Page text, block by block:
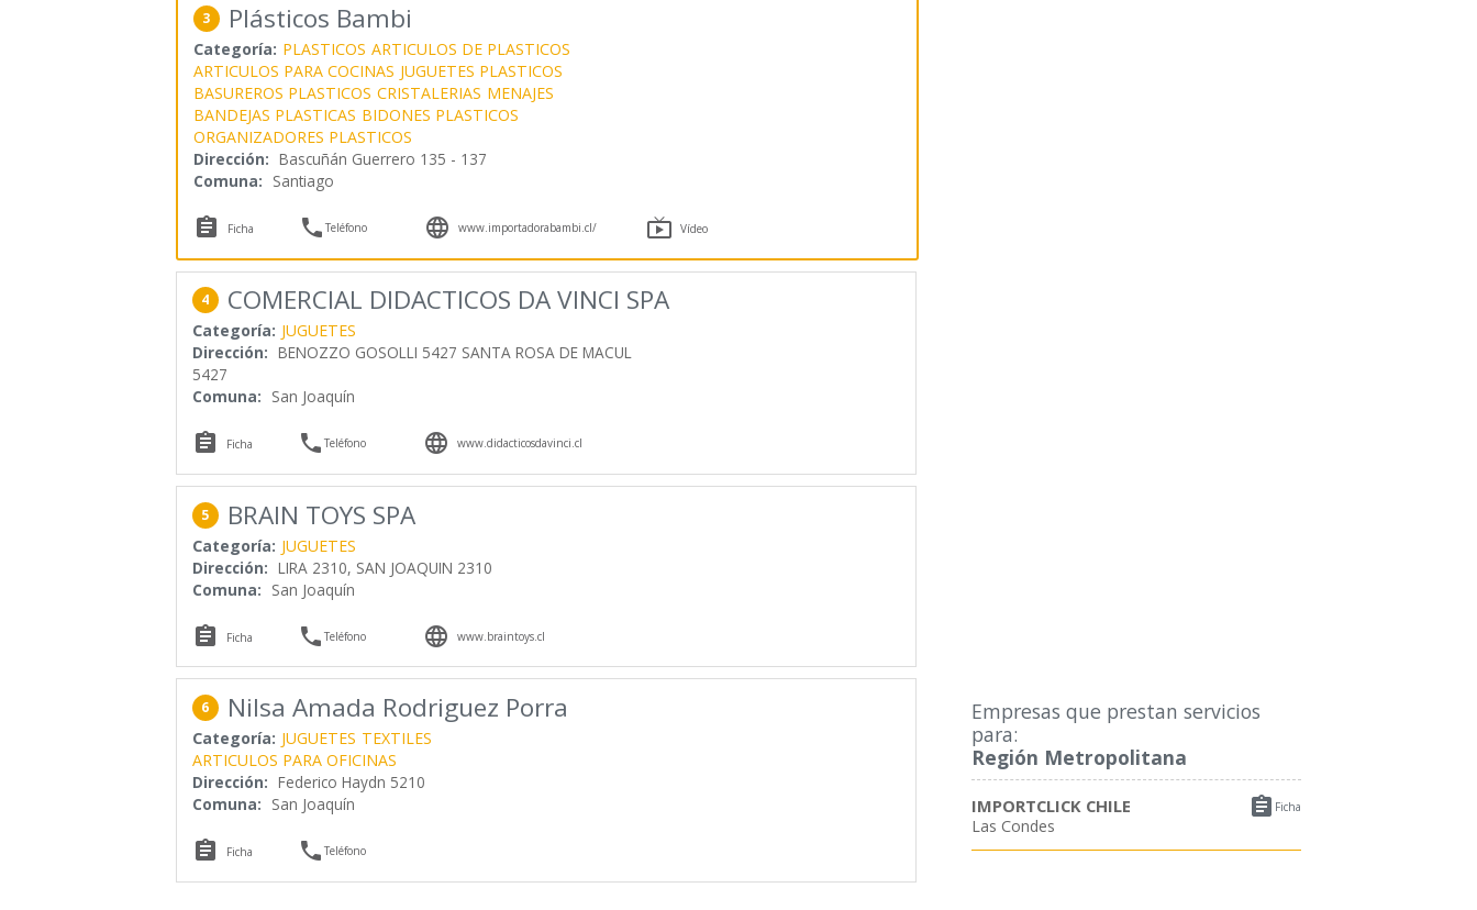
Empresas que prestan servicios
para:
Región Metropolitana
 Ficha
IMPORTCLICK CHILE
Las Condes
3 Plásticos Bambi
Categoría: PLASTICOS ARTICULOS DE PLASTICOS
ARTICULOS PARA COCINAS JUGUETES PLASTICOS
BASUREROS PLASTICOS CRISTALERIAS MENAJES
BANDEJAS PLASTICAS BIDONES PLASTICOS
ORGANIZADORES PLASTICOS
Dirección: Bascuñán Guerrero 135 - 137
Comuna: Santiago
 Ficha Teléfono  www.importadorabambi.cl/  Vídeo
4 COMERCIAL DIDACTICOS DA VINCI SPA
Categoría: JUGUETES
Dirección: BENOZZO GOSOLLI 5427 SANTA ROSA DE MACUL
5427
Comuna: San Joaquín
 Ficha Teléfono  www.didacticosdavinci.cl
5 BRAIN TOYS SPA
Categoría: JUGUETES
Dirección: LIRA 2310, SAN JOAQUIN 2310
Comuna: San Joaquín
 Ficha Teléfono  www.braintoys.cl
6 Nilsa Amada Rodriguez Porra
Categoría: JUGUETES TEXTILES
ARTICULOS PARA OFICINAS
Dirección: Federico Haydn 5210
Comuna: San Joaquín
 Ficha Teléfono